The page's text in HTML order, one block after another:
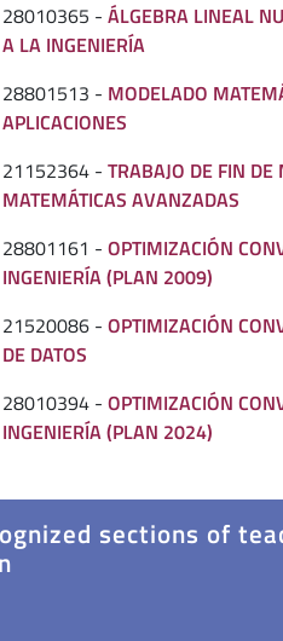
28010365 - ÁLGEBRA LINEAL
A LA INGENIERÍA
28801513 - MODELADO
APLICACIONES
21152364 - TRABAJO DE FIN DE
MATEMÁTICAS AVANZADAS
28801161 - OPTIMIZACIÓN
INGENIERÍA (PLAN 2009)
21520086 - OPTIMIZACIÓN
DE DATOS
28010394 - OPTIMIZACIÓN
INGENIERÍA (PLAN 2024)
sections of